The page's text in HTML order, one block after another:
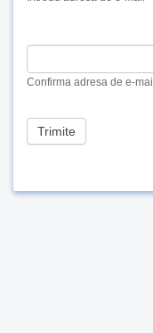
blank.
Confirma adresa de e-mail
Trimite